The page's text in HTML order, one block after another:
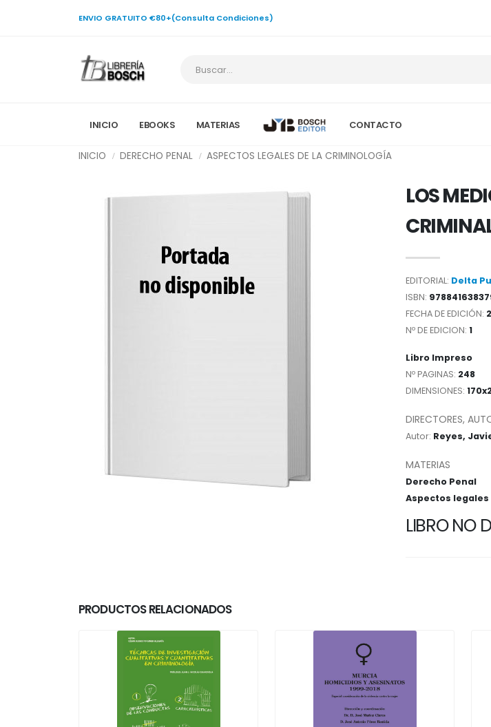
ENVIO GRATUITO €80+(Consulta Condiciones)
INICIO EBOOKS MATERIAS CONTACTO
INICIO DERECHO PENAL ASPECTOS LEGALES DE LA CRIMINOLOGÍA
LOS
EDITORIAL: Delta
ISBN:
FECHA DE EDICIÓN:
Nº DE EDICION: 1
Libro Impreso
Nº PAGINAS: 248
DIMENSIONES:
DIRECTORES,
Autor: Reyes,
MATERIAS
Derecho Penal
Aspectos
LIBRO NO
PRODUCTOS RELACIONADOS